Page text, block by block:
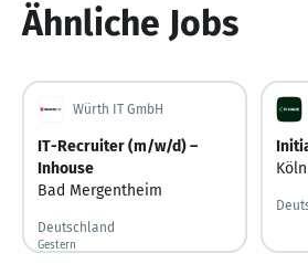
Ähnliche Jobs
Würth IT GmbH
IT-Recruiter (m/w/d) –
Inhouse
Bad Mergentheim
Deutschland
Gestern
Gestern veröffentlicht
Köln